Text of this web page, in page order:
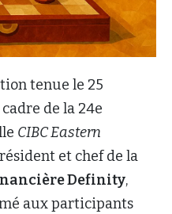
tenue le 25
de la 24e
CIBC Eastern
et chef de la
Definity,
aux participants